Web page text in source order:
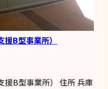
B型事業所）
援B型事業所） 住所 兵庫